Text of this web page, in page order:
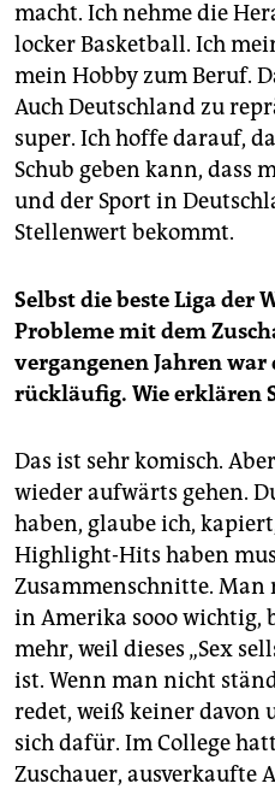
macht. Ich nehme die
locker Basketball. Ich
mein Hobby zum Beruf.
Auch Deutschland zu
super. Ich hoffe darauf,
Schub geben kann, dass
und der Sport in
Stellenwert bekommt.
Selbst die beste Liga der
Probleme mit dem
vergangenen Jahren
rückläufig. Wie erklären
Das ist sehr komisch.
wieder aufwärts gehen.
haben, glaube ich,
Highlight-Hits haben
Zusammenschnitte. Man
in Amerika sooo wichtig,
mehr, weil dieses „Sex
ist. Wenn man nicht
redet, weiß keiner davon
sich dafür. Im College
Zuschauer, ausverkaufte